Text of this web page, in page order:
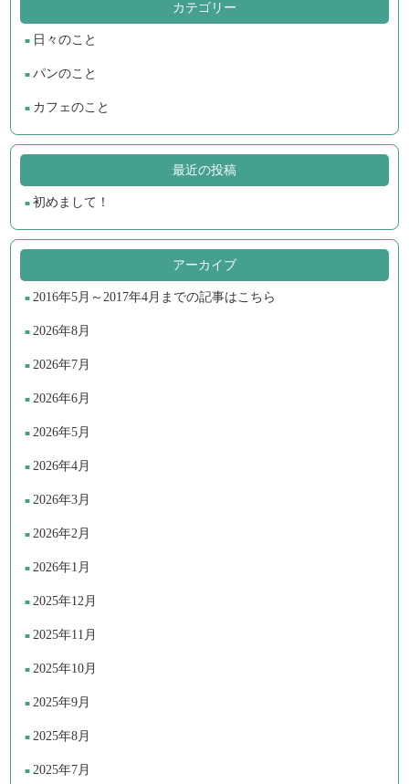
カテゴリー
日々のこと
パンのこと
カフェのこと
最近の投稿
初めまして！
アーカイブ
2016年5月～2017年4月までの記事はこちら
2026年8月
2026年7月
2026年6月
2026年5月
2026年4月
2026年3月
2026年2月
2026年1月
2025年12月
2025年11月
2025年10月
2025年9月
2025年8月
2025年7月